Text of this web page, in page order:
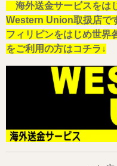
海外送金サービスをは
Western Union取扱店で
フィリピンをはじめ世
をご利用の方はコチラ↓